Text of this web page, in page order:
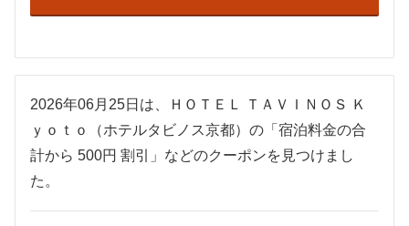
2026年06月25日は、ＨＯＴＥＬ ＴＡＶＩＮＯＳ Ｋ
ｙｏｔｏ（ホテルタビノス京都）の「宿泊料金の合
計から 500円 割引」などのクーポンを見つけまし
た。